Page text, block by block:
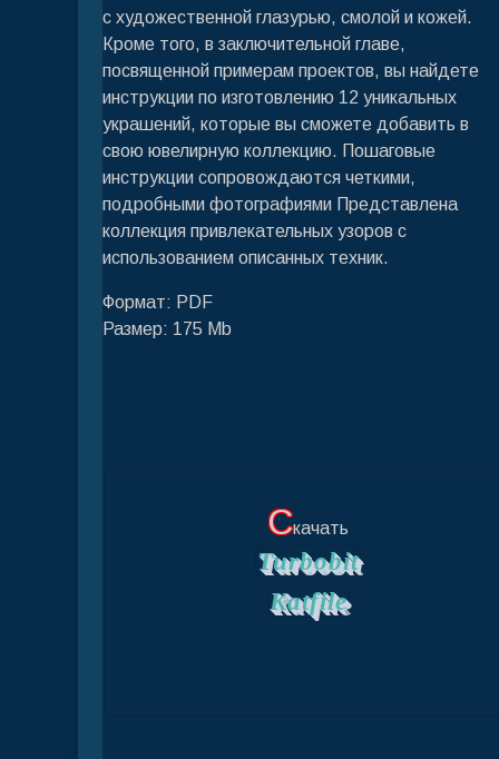
с художественной глазурью, смолой и кожей.
Кроме того, в заключительной главе,
посвященной примерам проектов, вы найдете
инструкции по изготовлению 12 уникальных
украшений, которые вы сможете добавить в
свою ювелирную коллекцию. Пошаговые
инструкции сопровождаются четкими,
подробными фотографиями Представлена
коллекция привлекательных узоров с
использованием описанных техник.
Формат: PDF
Размер: 175 Mb
Скачать
Turbobit
Katfile